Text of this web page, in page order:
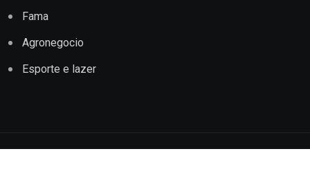
Fama
Agronegocio
Esporte e lazer